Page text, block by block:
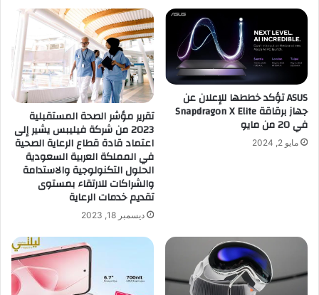
ASUS تؤكد خططها للإعلان عن
جهاز برقاقة Snapdragon X Elite
في 20 من مايو
مايو 2, 2024
تقرير مؤشر الصحة المستقبلية
2023 من شركة فيليبس يشير إلى
اعتماد قادة قطاع الرعاية الصحية
في المملكة العربية السعودية
الحلول التكنولوجية والاستدامة
والشراكات للارتقاء بمستوى
تقديم خدمات الرعاية
ديسمبر 18, 2023